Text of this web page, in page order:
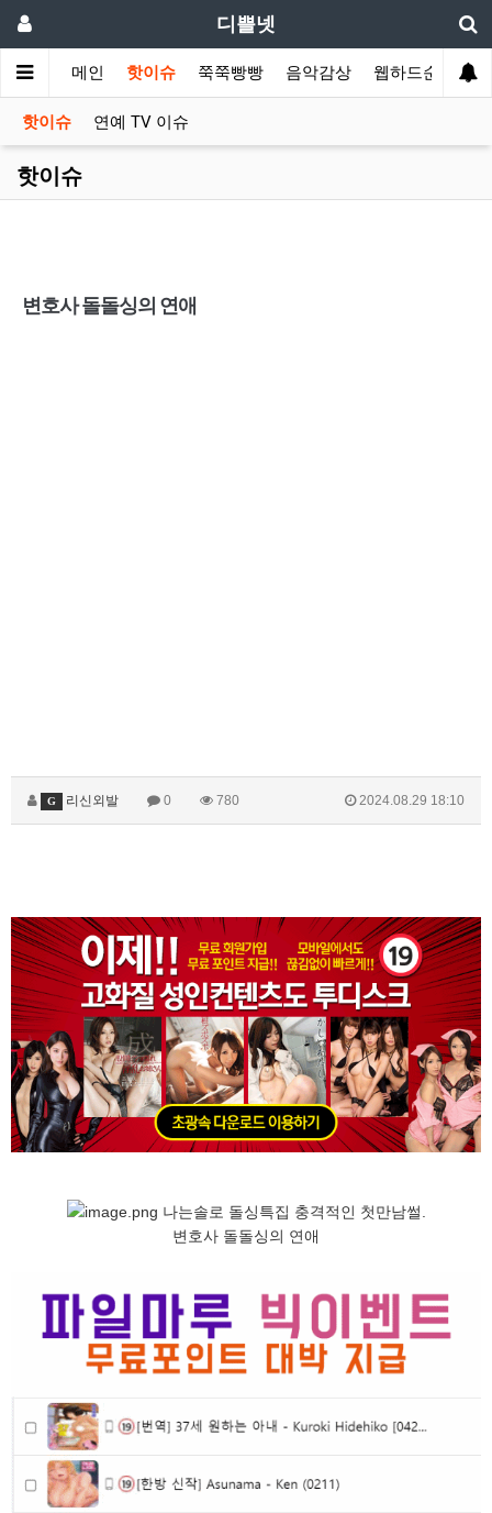
디쁠넷
메인 핫이슈 쭉쭉빵빵 음악감상 웹하드순위
핫이슈 연예 TV 이슈
핫이슈
변호사 돌돌싱의 연애
G 리신외발 0 780 2024.08.29 18:10
변호사 돌돌싱의 연애